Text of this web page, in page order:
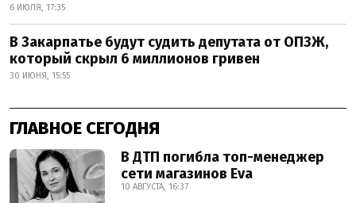
6 ИЮЛЯ, 17:35
В Закарпатье будут судить депутата от ОПЗЖ,
который скрыл 6 миллионов гривен
30 ИЮНЯ, 15:55
ГЛАВНОЕ СЕГОДНЯ
В ДТП погибла топ-менеджер
сети магазинов Eva
10 АВГУСТА, 16:37